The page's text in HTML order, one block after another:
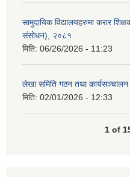
सामुदायिक विद्यालयहरुमा करार
संसोधन), २०८१
मिति: 06/26/2026 - 11:23
लेखा समिति गठन तथा कार्यसञ्चालन
मिति: 02/01/2026 - 12:33
1 of